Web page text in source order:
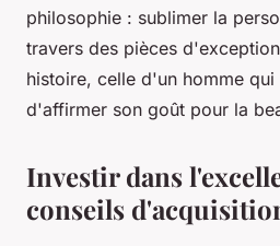
philosophie : sublimer la
travers des pièces
histoire, celle d'un homme
d'affirmer son goût pour la
Investir dans
conseils